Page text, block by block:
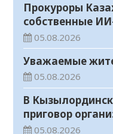
Прокуроры
собственные
эксперту Кай-Фу
05.08.2026
Уважаемые
05.08.2026
В
приговор
пирамиды
05.08.2026